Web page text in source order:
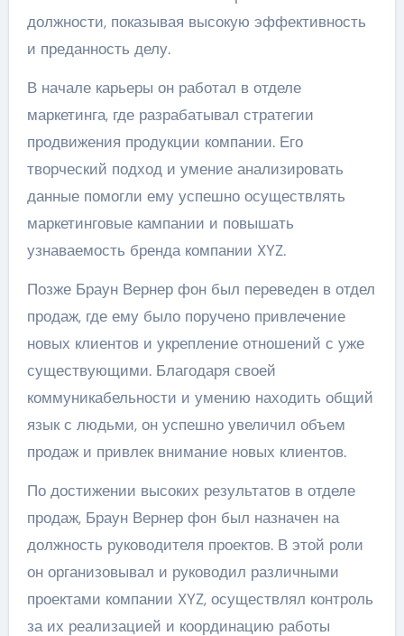
должности, показывая высокую эффективность
и преданность делу.
В начале карьеры он работал в отделе
маркетинга, где разрабатывал стратегии
продвижения продукции компании. Его
творческий подход и умение анализировать
данные помогли ему успешно осуществлять
маркетинговые кампании и повышать
узнаваемость бренда компании XYZ.
Позже Браун Вернер фон был переведен в отдел
продаж, где ему было поручено привлечение
новых клиентов и укрепление отношений с уже
существующими. Благодаря своей
коммуникабельности и умению находить общий
язык с людьми, он успешно увеличил объем
продаж и привлек внимание новых клиентов.
По достижении высоких результатов в отделе
продаж, Браун Вернер фон был назначен на
должность руководителя проектов. В этой роли
он организовывал и руководил различными
проектами компании XYZ, осуществлял контроль
за их реализацией и координацию работы